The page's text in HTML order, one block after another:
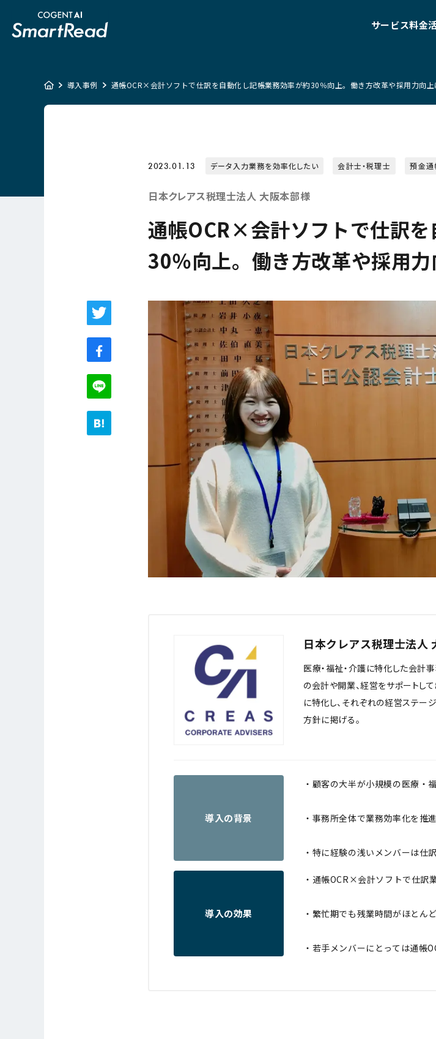
サービス料金
導入事例 通帳OCR×会計ソフトで仕訳を自動化し記帳業務効率が約30％向上。働き方改革や採用力向上
2023.01.13 データ入力業務を効率化したい 会計士・税理士 預金通
日本クレアス税理士法人 大阪本部様
通帳OCR×会計ソフトで仕訳
30％向上。働き方改革や採用
日本クレアス税理士法人
医療・福祉・介護に特化した会計
の会計や開業、経営をサポートし
に特化し、それぞれの経営ステー
方針に掲げる。
導入の背景
・顧客の大半が小規模の医療・
・事務所全体で業務効率化を推
・特に経験の浅いメンバーは仕
導入の効果
・通帳OCR×会計ソフトで仕訳
・繁忙期でも残業時間がほとん
・若手メンバーにとっては通帳